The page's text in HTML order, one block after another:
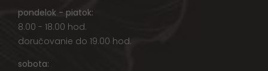
pondelok - piatok:
8.00 - 18.00 hod.
doručovanie do 19.00 hod.
sobota: